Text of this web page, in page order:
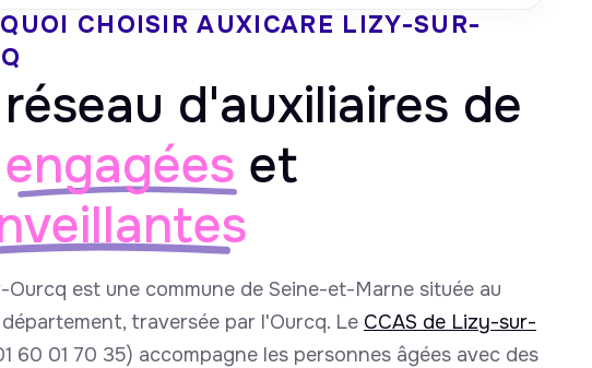
CHOISIR AUXICARE LIZY-SUR-
d'auxiliaires de
engagées et
Ourcq est une commune de Seine-et-Marne située au
traversée par l'Ourcq. Le CCAS de Lizy-sur-
60 01 70 35) accompagne les personnes âgées avec des